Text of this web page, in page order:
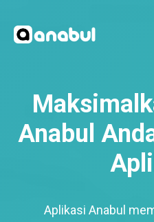
Anabul
Aplikasi Anabul